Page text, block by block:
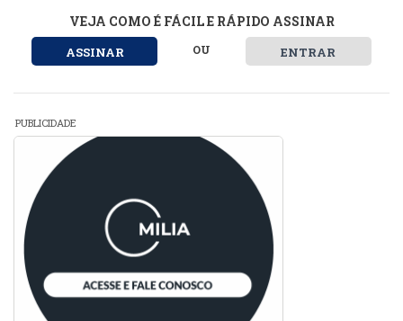
VEJA COMO É FÁCIL E RÁPIDO ASSINAR
ASSINAR OU ENTRAR
PUBLICIDADE